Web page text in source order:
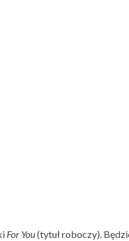
For You(tytuł roboczy).